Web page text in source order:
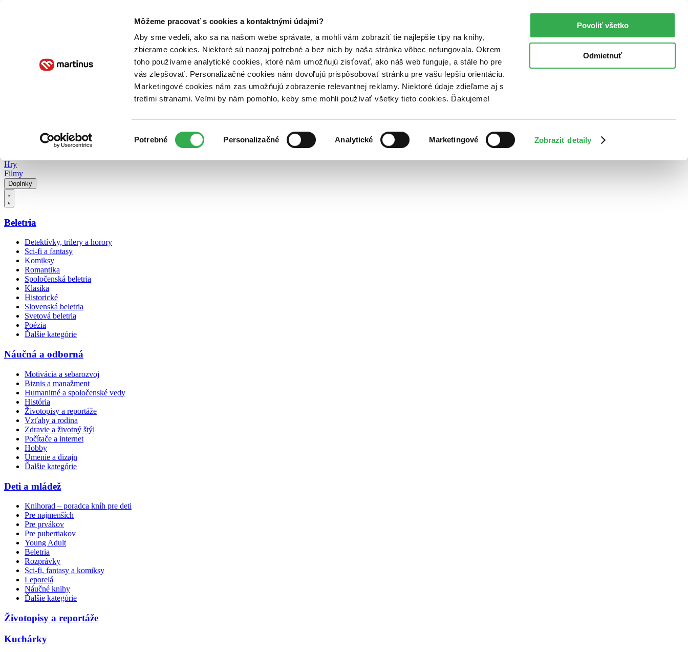
Môžeme pracovať s cookies a kontaktnými údajmi?
Aby sme vedeli, ako sa na našom webe správate, a mohli vám zobraziť tie najlepšie tipy na knihy,
zbierame cookies. Niektoré sú naozaj potrebné a bez nich by naša stránka vôbec nefungovala. Okrem
toho používame analytické cookies, ktoré nám umožňujú zisťovať, ako náš web funguje, a stále ho pre
vás zlepšovať. Personalizačné cookies nám dovoľujú prispôsobovať stránku pre vašu lepšiu orientáciu.
Marketingové cookies nám zas umožňujú zobrazenie relevantnej reklamy. Niektoré údaje zdieľame aj s
tretími stranami. Veľmi by nám pomohlo, keby sme mohli používať všetky tieto cookies. Ďakujeme!
súhlasu
Potrebné Personalizačné Analytické Marketingové Zobraziť detaily
Povoliť všetko
Odmietnuť
Poukážky Kontakt
Hry
Filmy
Doplnky
Beletria
Detektívky, trilery a horory
Sci-fi a fantasy
Komiksy
Romantika
Spoločenská beletria
Klasika
Historické
Slovenská beletria
Svetová beletria
Poézia
Ďalšie kategórie
Náučná a odborná
Motivácia a sebarozvoj
Biznis a manažment
Humanitné a spoločenské vedy
História
Životopisy a reportáže
Vzťahy a rodina
Zdravie a životný štýl
Počítače a internet
Hobby
Umenie a dizajn
Ďalšie kategórie
Deti a mládež
Knihorad – poradca kníh pre deti
Pre najmenších
Pre prvákov
Pre pubertiakov
Young Adult
Beletria
Rozprávky
Sci-fi, fantasy a komiksy
Leporelá
Náučné knihy
Ďalšie kategórie
Životopisy a reportáže
Kuchárky